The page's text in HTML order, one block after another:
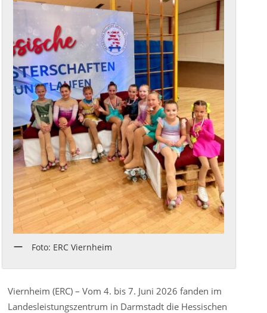
Foto: ERC Viernheim
Viernheim (ERC) – Vom 4. bis 7. Juni 2026 fanden im
Landesleistungszentrum in Darmstadt die Hessischen